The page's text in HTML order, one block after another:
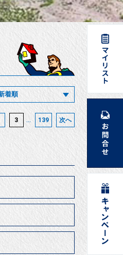
3 ... 139 次へ